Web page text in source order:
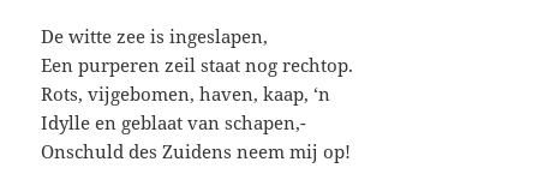
De witte zee is ingeslapen,
Een purperen zeil staat nog rechtop.
Rots, vijgebomen, haven, kaap, ‘n
Idylle en geblaat van schapen,-
Onschuld des Zuidens neem mij op!